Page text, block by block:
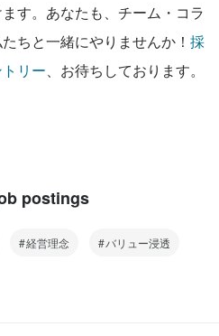
す。あなたも、チーム・コラ
ちと一緒にやりませんか！ 採
リー、お待ちしております。
postings
経営理念 バリュー浸透